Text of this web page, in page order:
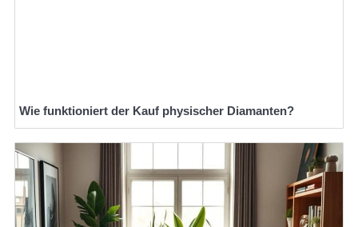
Wie funktioniert der Kauf physischer Diamanten?